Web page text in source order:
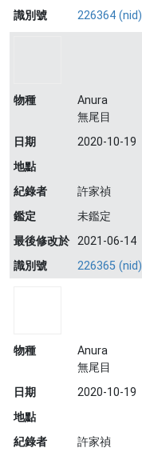
識別號
226364 (nid)
物種
Anura
無尾目
日期
2020-10-19
地點
紀錄者
許家禎
鑑定
未鑑定
最後修改於 2021-06-14
識別號
226365 (nid)
物種
Anura
無尾目
日期
2020-10-19
地點
紀錄者
許家禎